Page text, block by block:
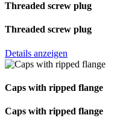
Threaded screw plug
Threaded screw plug
Details anzeigen
Caps with ripped flange
Caps with ripped flange